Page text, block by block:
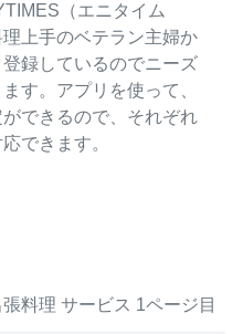
（エニタイム
上手のベテラン主婦か
録しているのでニーズ
す。アプリを使って、
できるので、それぞれ
できます。
料理 サービス 1ページ目